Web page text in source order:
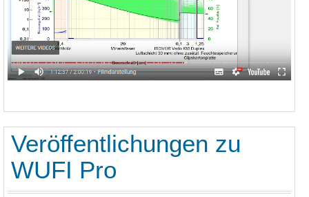
Veröffentlichungen zu
WUFI Pro